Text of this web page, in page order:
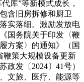
库”等新模式成长，
含旧房拆修和厨卫
实落细。激励发放电
国务院关于印发〈鞭
方案〉的通知》（国
鞭策大规模设备更新
发〔2024〕41号）
文旅、医疗、能源等